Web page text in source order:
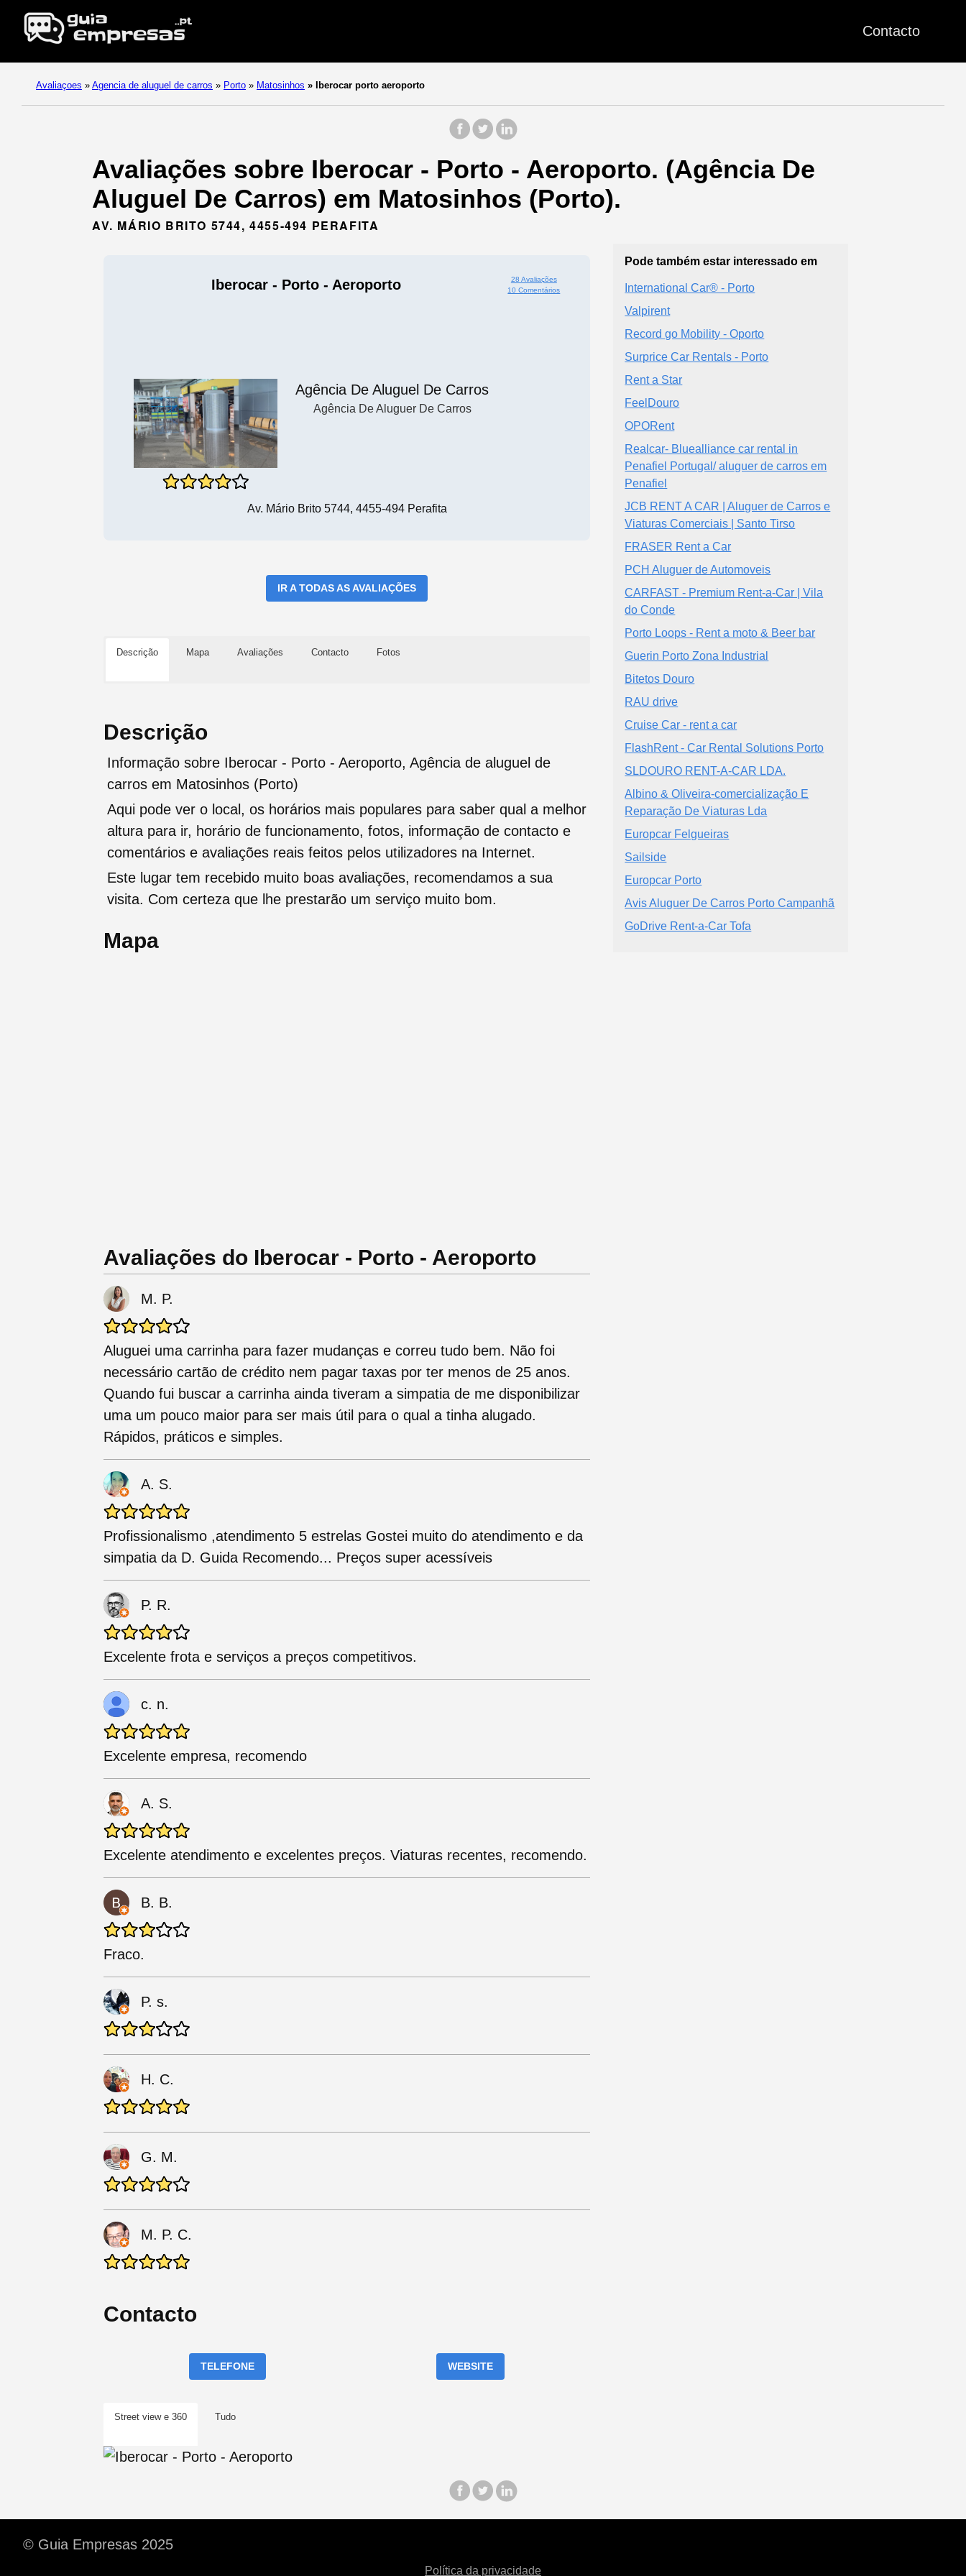
Contacto
Avaliaçoes » Agencia de aluguel de carros » Porto » Matosinhos » Iberocar porto aeroporto
Avaliações sobre Iberocar - Porto - Aeroporto. (Agência De
Aluguel De Carros) em Matosinhos (Porto).
AV. MÁRIO BRITO 5744, 4455-494 PERAFITA
Iberocar - Porto - Aeroporto
28 Avaliações
10 Comentários
Agência De Aluguel De Carros
Agência De Aluguer De Carros
Av. Mário Brito 5744, 4455-494 Perafita
IR A TODAS AS AVALIAÇÕES
Descrição Mapa Avaliações Contacto Fotos
Descrição
Informação sobre Iberocar - Porto - Aeroporto, Agência de aluguel de
carros em Matosinhos (Porto)
Aqui pode ver o local, os horários mais populares para saber qual a melhor
altura para ir, horário de funcionamento, fotos, informação de contacto e
comentários e avaliações reais feitos pelos utilizadores na Internet.
Este lugar tem recebido muito boas avaliações, recomendamos a sua
visita. Com certeza que lhe prestarão um serviço muito bom.
Mapa
Avaliações do Iberocar - Porto - Aeroporto
M. P.
Aluguei uma carrinha para fazer mudanças e correu tudo bem. Não foi
necessário cartão de crédito nem pagar taxas por ter menos de 25 anos.
Quando fui buscar a carrinha ainda tiveram a simpatia de me disponibilizar
uma um pouco maior para ser mais útil para o qual a tinha alugado.
Rápidos, práticos e simples.
A. S.
Profissionalismo ,atendimento 5 estrelas Gostei muito do atendimento e da
simpatia da D. Guida Recomendo... Preços super acessíveis
P. R.
Excelente frota e serviços a preços competitivos.
c. n.
Excelente empresa, recomendo
A. S.
Excelente atendimento e excelentes preços. Viaturas recentes, recomendo.
B. B.
Fraco.
P. s.
H. C.
G. M.
M. P. C.
Contacto
TELEFONE WEBSITE
Street view e 360 Tudo
Pode também estar interessado em
International Car® - Porto
Valpirent
Record go Mobility - Oporto
Surprice Car Rentals - Porto
Rent a Star
FeelDouro
OPORent
Realcar- Bluealliance car rental in
Penafiel Portugal/ aluguer de carros em
Penafiel
JCB RENT A CAR | Aluguer de Carros e
Viaturas Comerciais | Santo Tirso
FRASER Rent a Car
PCH Aluguer de Automoveis
CARFAST - Premium Rent-a-Car | Vila
do Conde
Porto Loops - Rent a moto & Beer bar
Guerin Porto Zona Industrial
Bitetos Douro
RAU drive
Cruise Car - rent a car
FlashRent - Car Rental Solutions Porto
SLDOURO RENT-A-CAR LDA.
Albino & Oliveira-comercialização E
Reparação De Viaturas Lda
Europcar Felgueiras
Sailside
Europcar Porto
Avis Aluguer De Carros Porto Campanhã
GoDrive Rent-a-Car Tofa
© Guia Empresas 2025
Política da privacidade